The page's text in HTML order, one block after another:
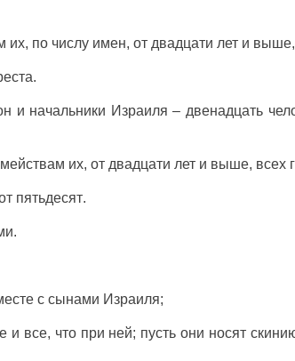
их, по числу имен, от двадцати лети выше
.
и начальники Израиля – двенадцать
их, от двадцати лети выше, всех
пятьдесят.
с сынами Израиля;
и все, что при ней; пусть они носят